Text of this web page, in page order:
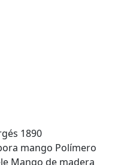
1890
mango Polímero
Mango de madera